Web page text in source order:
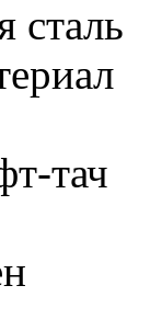
сталь
тач